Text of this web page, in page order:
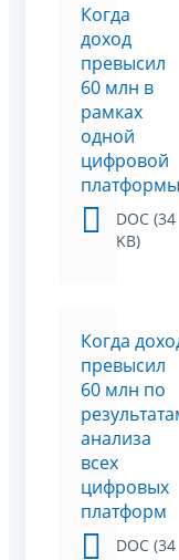
Когда
доход
превысил
60 млн в
рамках
одной
цифровой
платформы
DOC (34
KB)
Когда
превысил
60 млн по
анализа
всех
цифровых
платформ
DOC (34